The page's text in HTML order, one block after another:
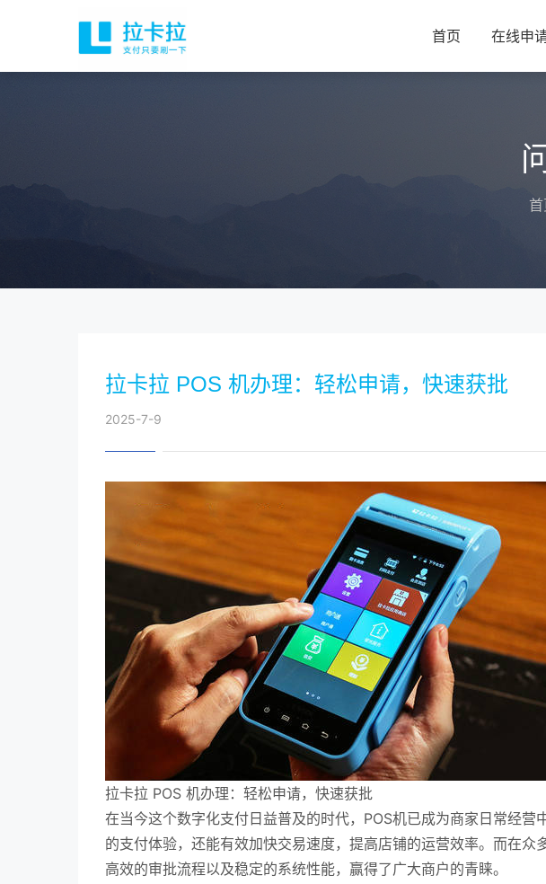
首页 在线申
拉卡拉 POS 机办理：轻松申请，快速获批
2025-7-9
拉卡拉 POS 机办理：轻松申请，快速获批
在当今这个数字化支付日益普及的时代，POS机已成为商家日常经
的支付体验，还能有效加快交易速度，提高店铺的运营效率。而在众
高效的审批流程以及稳定的系统性能，赢得了广大商户的青睐。